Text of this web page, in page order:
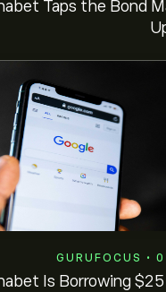
Taps the Bond
GURUFOCUS •
Is Borrowing